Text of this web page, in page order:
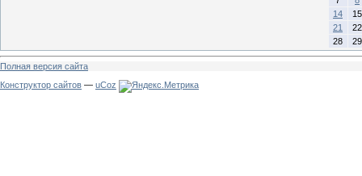
14
15
21
22
28
29
Полная версия сайта
Конструктор сайтов — uCoz